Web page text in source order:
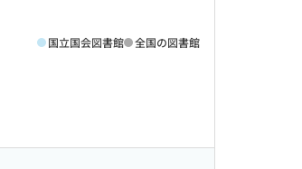
国立国会図書館 全国の図書館